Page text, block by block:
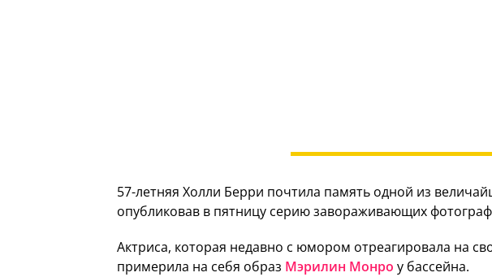
57-летняя Холли Берри почтила память одной из
опубликовав в пятницу серию завораживающих
Актриса, которая недавно с юмором отреагировала на
примерила на себя образ Мэрилин Монро у бассейна.